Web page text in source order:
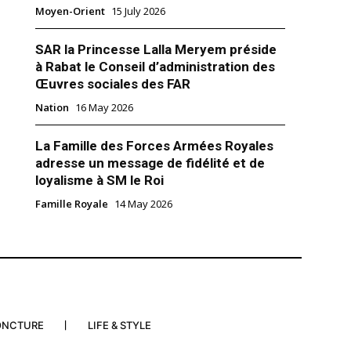
général des Forces armées
El Farouk, devrait arriver en
israélienne à un colloque
Moyen-Orient 15 July 2026
SAR la Princesse Lalla Meryem préside
à Rabat le Conseil d’administration des
Œuvres sociales des FAR
Nation 16 May 2026
La Famille des Forces Armées Royales
adresse un message de fidélité et de
loyalisme à SM le Roi
Famille Royale 14 May 2026
LIFE & STYLE